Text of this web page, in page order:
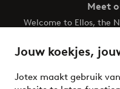
Jouw koekjes,
Jotex maakt gebruik
Meet
Welcome to Ellos, the
your wardrobe.